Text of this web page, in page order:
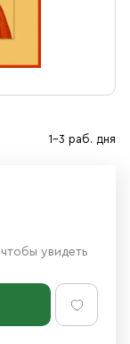
1-3 раб. дня
увидеть